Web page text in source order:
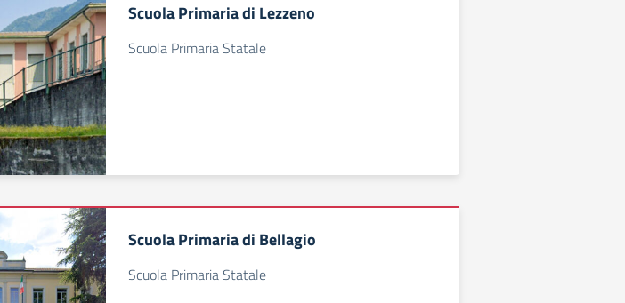
Scuola Primaria di Lezzeno
Scuola Primaria Statale
Scuola Primaria di Bellagio
Scuola Primaria Statale